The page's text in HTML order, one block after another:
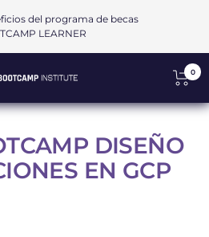
del programa de becas
LEARNER
0
DISEÑO
EN GCP